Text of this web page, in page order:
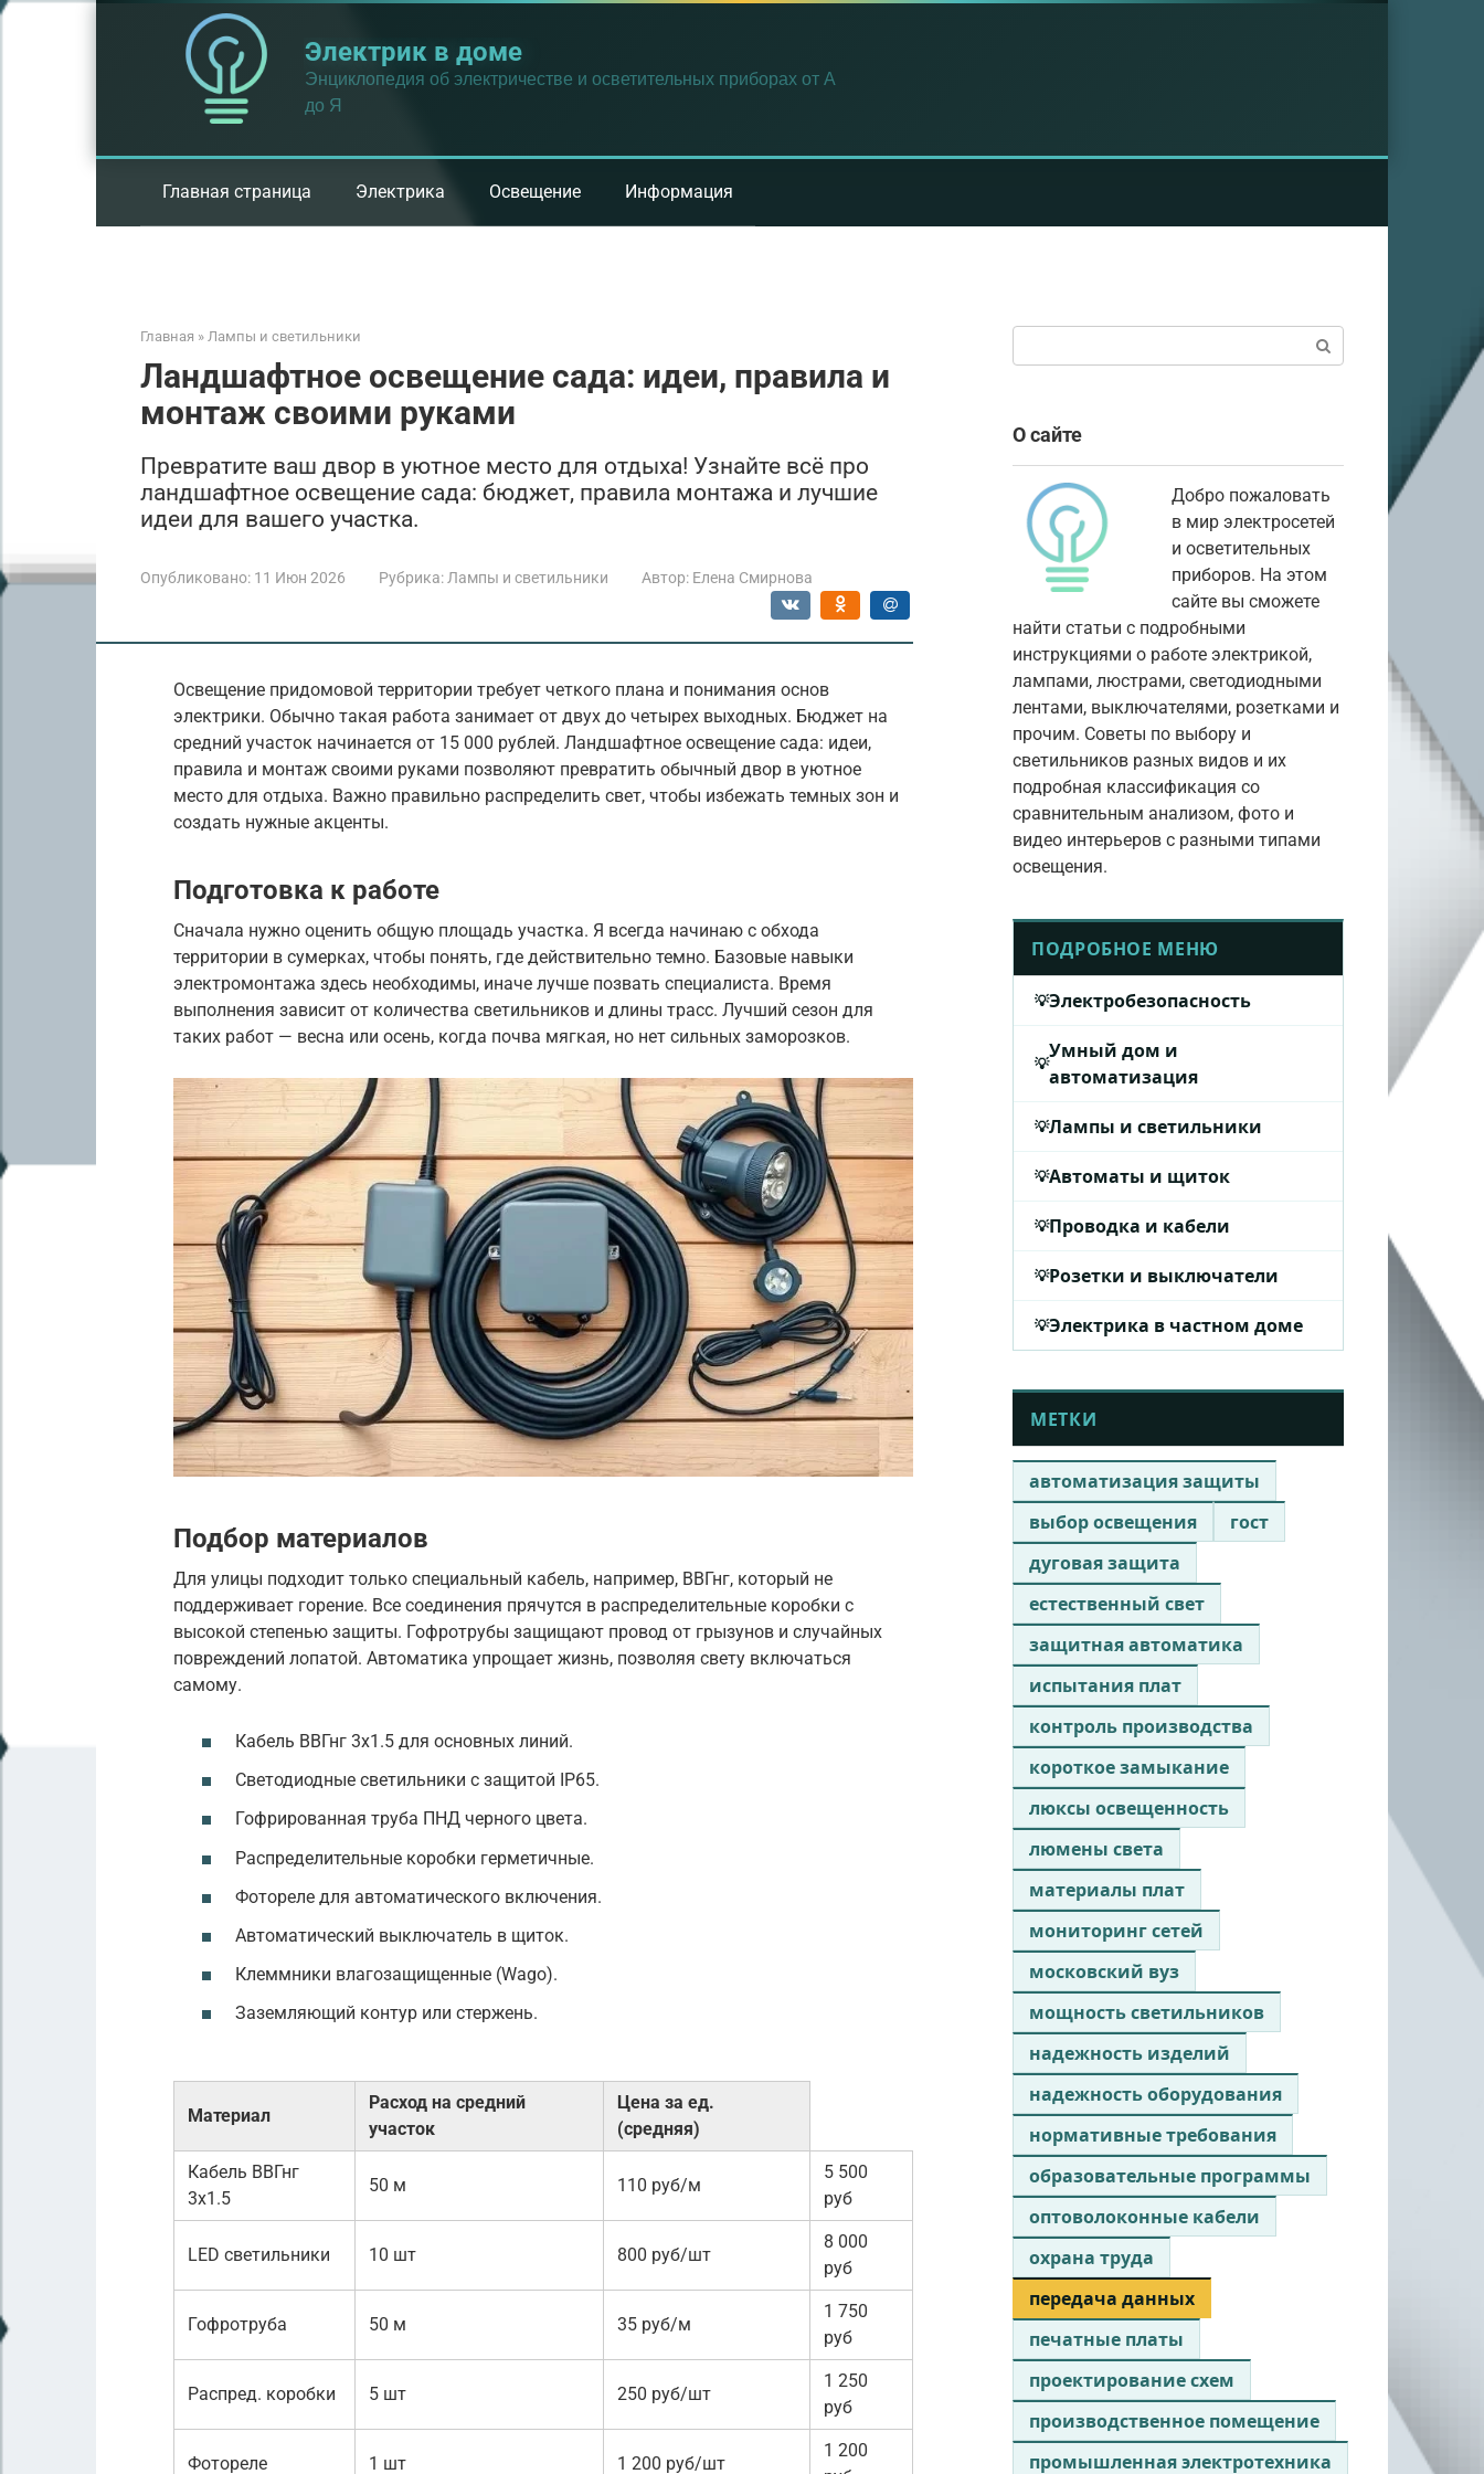
Перейти
Электрик в доме
Энциклопедия об электричестве и осветительных приборах от А
до Я
Главная страница Электрика Освещение Информация
Главная » Лампы и светильники
Ландшафтное освещение сада: идеи, правила и
монтаж своими руками
Превратите ваш двор в уютное место для отдыха! Узнайте всё про
ландшафтное освещение сада: бюджет, правила монтажа и лучшие
идеи для вашего участка.
Опубликовано: 11 Июн 2026 Рубрика: Лампы и светильники Автор: Елена Смирнова
Освещение придомовой территории требует четкого плана и понимания основ
электрики. Обычно такая работа занимает от двух до четырех выходных. Бюджет на
средний участок начинается от 15 000 рублей. Ландшафтное освещение сада: идеи,
правила и монтаж своими руками позволяют превратить обычный двор в уютное
место для отдыха. Важно правильно распределить свет, чтобы избежать темных зон и
создать нужные акценты.
Подготовка к работе
Сначала нужно оценить общую площадь участка. Я всегда начинаю с обхода
территории в сумерках, чтобы понять, где действительно темно. Базовые навыки
электромонтажа здесь необходимы, иначе лучше позвать специалиста. Время
выполнения зависит от количества светильников и длины трасс. Лучший сезон для
таких работ — весна или осень, когда почва мягкая, но нет сильных заморозков.
Подбор материалов
Для улицы подходит только специальный кабель, например, ВВГнг, который не
поддерживает горение. Все соединения прячутся в распределительные коробки с
высокой степенью защиты. Гофротрубы защищают провод от грызунов и случайных
повреждений лопатой. Автоматика упрощает жизнь, позволяя свету включаться
самому.
Кабель ВВГнг 3х1.5 для основных линий.
Светодиодные светильники с защитой IP65.
Гофрированная труба ПНД черного цвета.
Распределительные коробки герметичные.
Фотореле для автоматического включения.
Автоматический выключатель в щиток.
Клеммники влагозащищенные (Wago).
Заземляющий контур или стержень.
Материал
Расход на средний
участок
Цена за ед.
(средняя)
Кабель ВВГнг
3х1.5
50 м 110 руб/м
5 500
руб
LED светильники 10 шт 800 руб/шт
8 000
руб
Гофротруба 50 м 35 руб/м
1 750
руб
Распред. коробки 5 шт 250 руб/шт
1 250
руб
Фотореле 1 шт 1 200 руб/шт
1 200
О сайте
Добро пожаловать
в мир электросетей
и осветительных
приборов. На этом
сайте вы сможете
найти статьи с подробными
инструкциями о работе электрикой,
лампами, люстрами, светодиодными
лентами, выключателями, розетками и
прочим. Советы по выбору и
светильников разных видов и их
подробная классификация со
сравнительным анализом, фото и
видео интерьеров с разными типами
освещения.
ПОДРОБНОЕ МЕНЮ
Электробезопасность
Умный дом и
автоматизация
Лампы и светильники
Автоматы и щиток
Проводка и кабели
Розетки и выключатели
Электрика в частном доме
МЕТКИ
автоматизация защиты
выбор освещения
гост
дуговая защита
естественный свет
защитная автоматика
испытания плат
контроль производства
короткое замыкание
люксы освещенность
люмены света
материалы плат
мониторинг сетей
московский вуз
мощность светильников
надежность изделий
надежность оборудования
нормативные требования
образовательные программы
оптоволоконные кабели
охрана труда
передача данных
печатные платы
проектирование схем
производственное помещение
промышленная электротехника